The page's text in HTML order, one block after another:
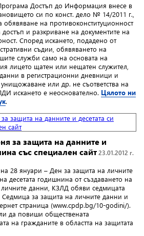
Достъп до Информация внесе в
си по конст. дело № 14/2011 г.,
обявяване на противоконституционност
достъп и разкриване на документите на
Според искането, подадено от
съдии, обявяването на
служби само на основата на
лицето щатен или нещатен служител,
в регистрационни дневници и
унищожаване или др. не съответства на
искането е неоснователно. Цялото ни
.
за защита на данните и
със специален сайт 23.01.2012 г.
на 28 януари – Ден за защита на личните
десетата годишнина от създаването на
данни, КЗЛД обяви седмицата
за защита на личните данни и
страница (www.cpdp.bg/10-godini/).
да повиши обществената
на гражданите в областта на защитата